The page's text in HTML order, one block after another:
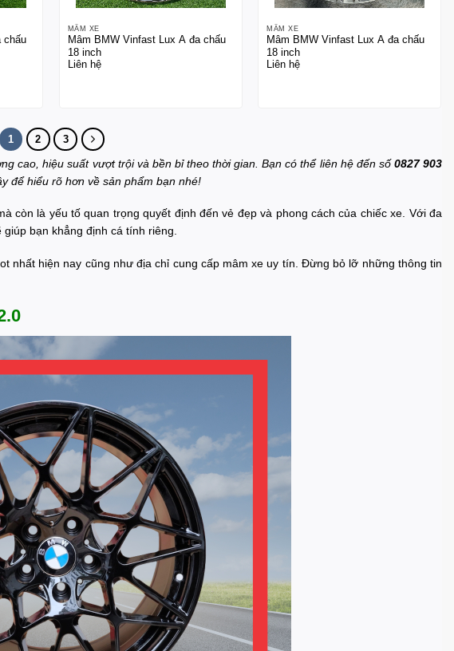
chấu
MÂM XE
Mâm BMW Vinfast Lux A đa chấu
18 inch
Liên hệ
MÂM XE
Mâm BMW Vinfast Lux A đa chấu
18 inch
Liên hệ
1 2 3
cao, hiệu suất vượt trội và bền bỉ theo thời gian. Bạn có thể liên hệ đến số0827 903
để hiểu rõ hơn về sản phẩm bạn nhé!
còn là yếu tố quan trọng quyết định đến vẻ đẹp và phong cách của chiếc xe. Với đa
bạn khẳng định cá tính riêng.
nhất hiện nay cũng như địa chỉ cung cấp mâm xe uy tín. Đừng bỏ lỡ những thông tin